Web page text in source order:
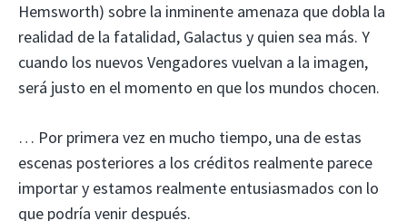
Hemsworth) sobre la inminente amenaza que dobla la
realidad de la fatalidad, Galactus y quien sea más. Y
cuando los nuevos Vengadores vuelvan a la imagen,
será justo en el momento en que los mundos chocen.
… Por primera vez en mucho tiempo, una de estas
escenas posteriores a los créditos realmente parece
importar y estamos realmente entusiasmados con lo
que podría venir después.